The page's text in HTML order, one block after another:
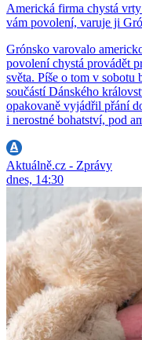
Americká firma chystá
vám povolení, varuje ji
Grónsko varovalo
povolení chystá provádět
světa. Píše o tom v
součástí Dánského
opakovaně vyjádřil přání
i nerostné bohatství, pod
Aktuálně.cz - Zprávy
dnes, 14:30